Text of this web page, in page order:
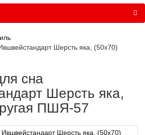
Шерсть яка, (50х70)
сна
Шерсть яка,
ПШЯ-57